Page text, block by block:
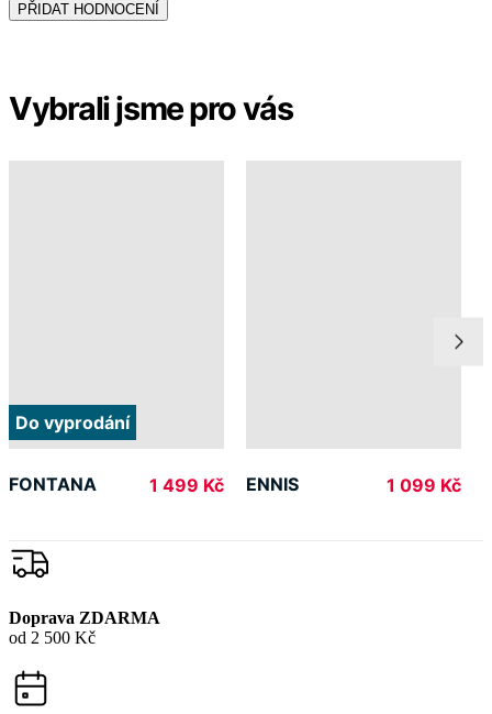
PŘIDAT HODNOCENÍ
Vybrali jsme pro vás
Do vyprodání
FONTANA 1 499 Kč ENNIS 1 099 Kč
Doprava ZDARMA
od 2 500 Kč